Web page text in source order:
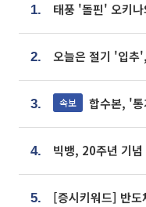
1.
2. 오늘은 절기 '입추
3. 속보 합수본, '통계 조
4.
5.